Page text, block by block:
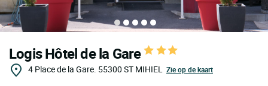
Logis Hôtel de la Gare
4 Place de la Gare. 55300 ST MIHIEL Zie op de kaart